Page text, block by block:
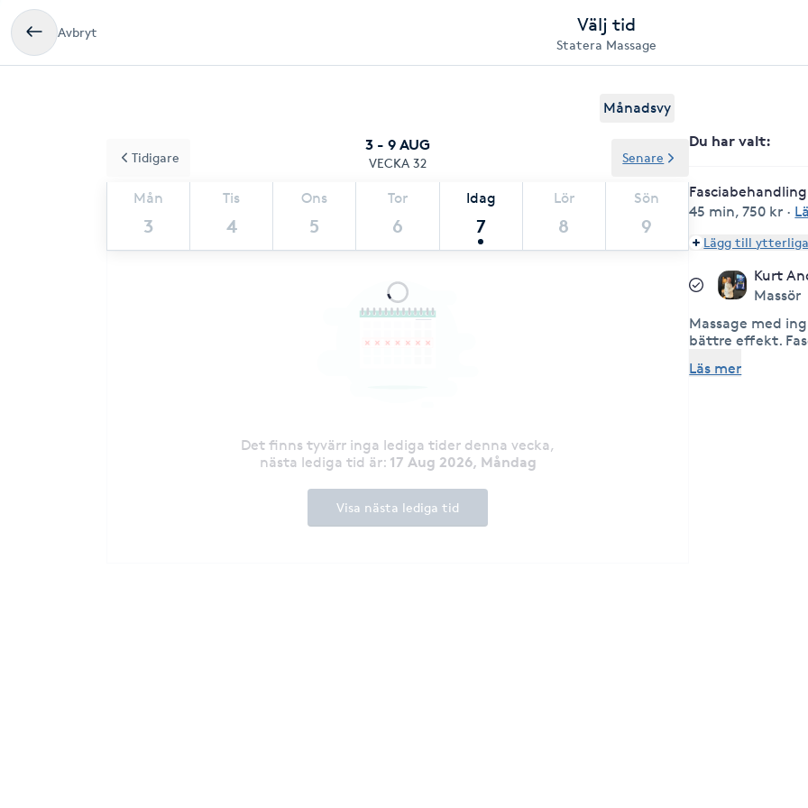
Avbryt Välj tid
Statera Massage
Månadsvy
3 - 9 AUG
VECKA 32
Mån
3
Tis
4
Ons
5
Tor
6
Idag
7
Lör
8
Sön
9
Tidigare Senare
Det finns tyvärr inga lediga tider denna vecka,
nästa lediga tid är: 17 Aug 2026, Måndag
Visa nästa lediga tid
Du har valt:
Fasciabehandling
45 min,750 kr ·
Lägg till
Kurt
Massör
Massage med
bättre effekt.
genomströmning
Läs mer